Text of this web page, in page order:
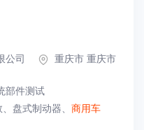
公司
重庆市 重庆市
部件测试
、 盘式制动器、 商用车